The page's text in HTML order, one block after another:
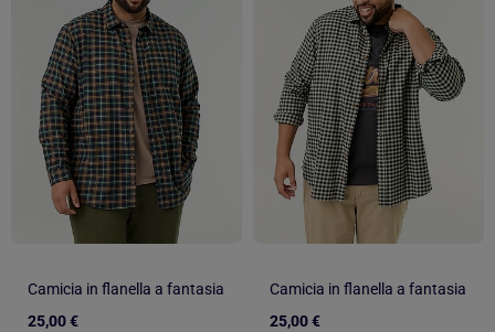
Camicia in flanella a fantasia
25,00 €
Camicia in flanella a fantasia
25,00 €